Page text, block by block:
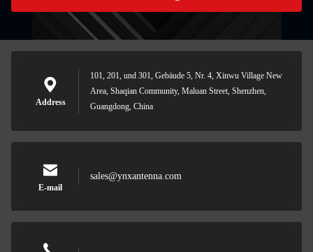
Address
101, 201, und 301, Gebäude 5, Nr. 4, Xinwu Village New
Area, Shaqian Community, Maluan Street, Shenzhen,
Guangdong, China
E-mail
sales@ynxantenna.com